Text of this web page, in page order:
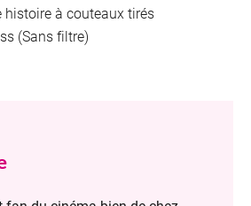
histoire à couteaux tirés
(Sans filtre)